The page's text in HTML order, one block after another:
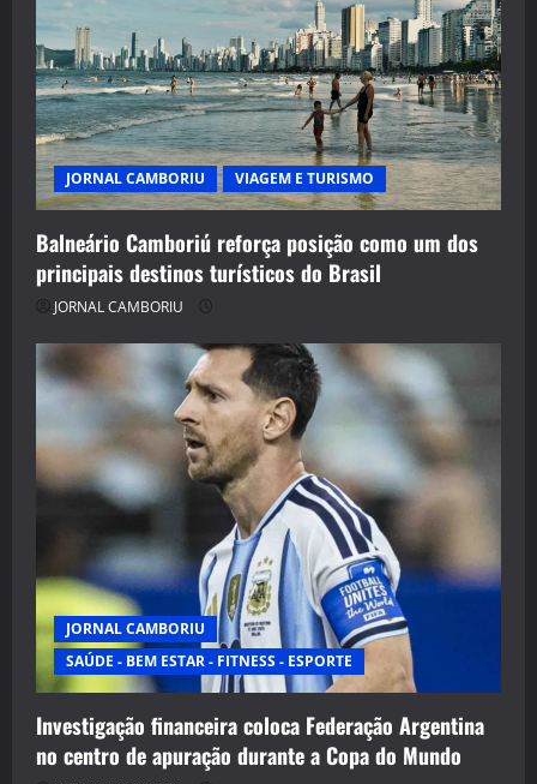
JORNAL CAMBORIU VIAGEM E TURISMO
Balneário Camboriú reforça posição como um dos
principais destinos turísticos do Brasil
JORNAL CAMBORIU
JORNAL CAMBORIU
SAÚDE - BEM ESTAR - FITNESS - ESPORTE
Investigação financeira coloca Federação Argentina
no centro de apuração durante a Copa do Mundo